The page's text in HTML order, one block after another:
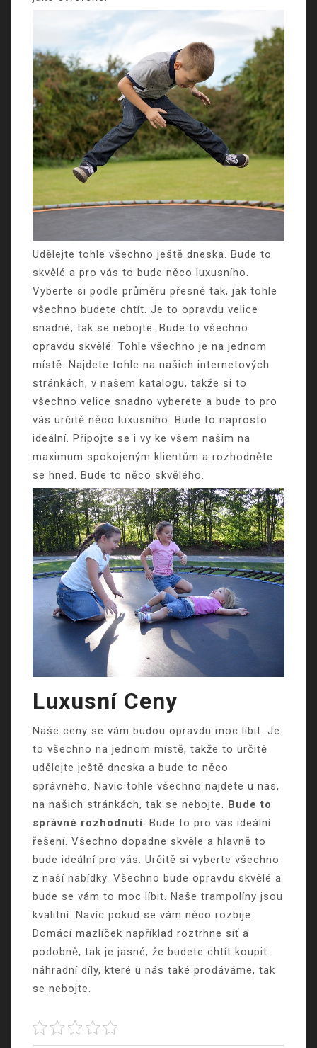
Udělejte tohle všechno ještě dneska. Bude to
skvělé a pro vás to bude něco luxusního.
Vyberte si podle průměru přesně tak, jak tohle
všechno budete chtít. Je to opravdu velice
snadné, tak se nebojte. Bude to všechno
opravdu skvělé. Tohle všechno je na jednom
místě. Najdete tohle na našich internetových
stránkách, v našem katalogu, takže si to
všechno velice snadno vyberete a bude to pro
vás určitě něco luxusního. Bude to naprosto
ideální. Připojte se i vy ke všem našim na
maximum spokojeným klientům a rozhodněte
se hned. Bude to něco skvělého.
Luxusní Ceny
Naše ceny se vám budou opravdu moc líbit. Je
to všechno na jednom místě, takže to určitě
udělejte ještě dneska a bude to něco
správného. Navíc tohle všechno najdete u nás,
na našich stránkách, tak se nebojte. Bude to
správné rozhodnutí . Bude to pro vás ideální
řešení. Všechno dopadne skvěle a hlavně to
bude ideální pro vás. Určitě si vyberte všechno
z naší nabídky. Všechno bude opravdu skvělé a
bude se vám to moc líbit. Naše trampolíny jsou
kvalitní. Navíc pokud se vám něco rozbije.
Domácí mazlíček například roztrhne síť a
podobně, tak je jasné, že budete chtít koupit
náhradní díly, které u nás také prodáváme, tak
se nebojte.